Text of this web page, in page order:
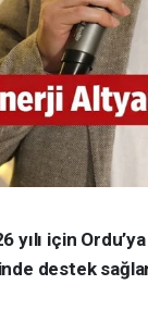
yılı için
destek